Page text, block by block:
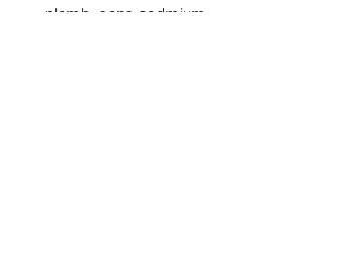
plomb, sans cadmium.